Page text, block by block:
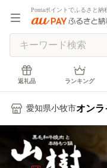
Pontaポイントでふるさと納
返礼品 ランキング
愛知県小牧市オンラ